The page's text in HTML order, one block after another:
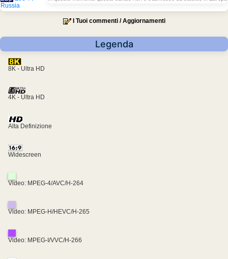
Russia
I Tuoi commenti / Aggiornamenti
Legenda
8K - Ultra HD
4K - Ultra HD
Alta Definizione
Widescreen
Video: MPEG-4/AVC/H-264
Video: MPEG-H/HEVC/H-265
Video: MPEG-I/VVC/H-266